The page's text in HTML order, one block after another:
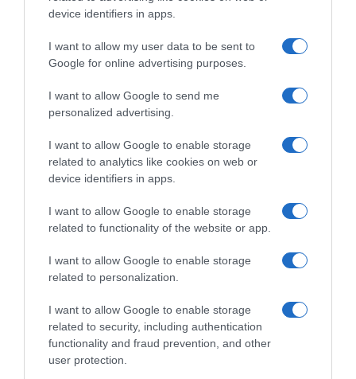
device identifiers in apps.
I want to allow my user data to be sent to
Google for online advertising purposes.
I want to allow Google to send me
personalized advertising.
I want to allow Google to enable storage
related to analytics like cookies on web or
device identifiers in apps.
I want to allow Google to enable storage
related to functionality of the website or app.
I want to allow Google to enable storage
related to personalization.
I want to allow Google to enable storage
related to security, including authentication
functionality and fraud prevention, and other
user protection.
ΕΛΛΑΔΑ